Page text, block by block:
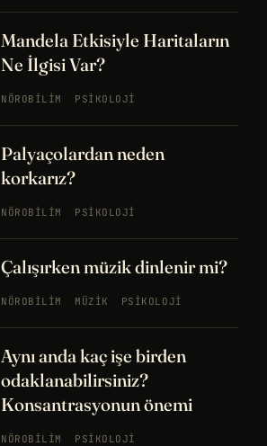
Mandela Etkisiyle Haritaların
Ne İlgisi Var?
NÖROBILIM PSIKOLOJI
Palyaçolardan neden
korkarız?
NÖROBILIM PSIKOLOJI
Çalışırken müzik dinlenir mi?
NÖROBILIM MÜZIK PSIKOLOJI
Aynı anda kaç işe birden
odaklanabilirsiniz?
Konsantrasyonun önemi
NÖROBILIM PSIKOLOJI